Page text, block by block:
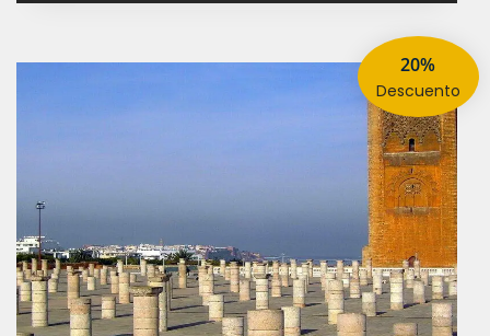
20%
descuento